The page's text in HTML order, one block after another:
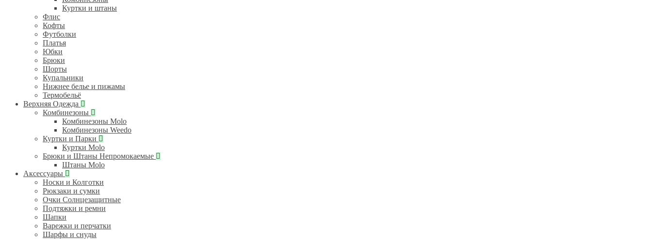
Куртки и штаны
Флис
Кофты
Футболки
Платья
Юбки
Брюки
Шорты
Купальники
Нижнее белье и пижамы
Термобельё
Верхняя Одежда
Комбинезоны
Комбинезоны Molo
Комбинезоны Weedo
Куртки и Парки
Куртки Molo
Брюки и Штаны Непромокаемые
Штаны Molo
Аксессуары
Носки и Колготки
Рюкзаки и сумки
Очки Солнцезащитные
Подтяжки и ремни
Шапки
Варежки и перчатки
Шарфы и снуды